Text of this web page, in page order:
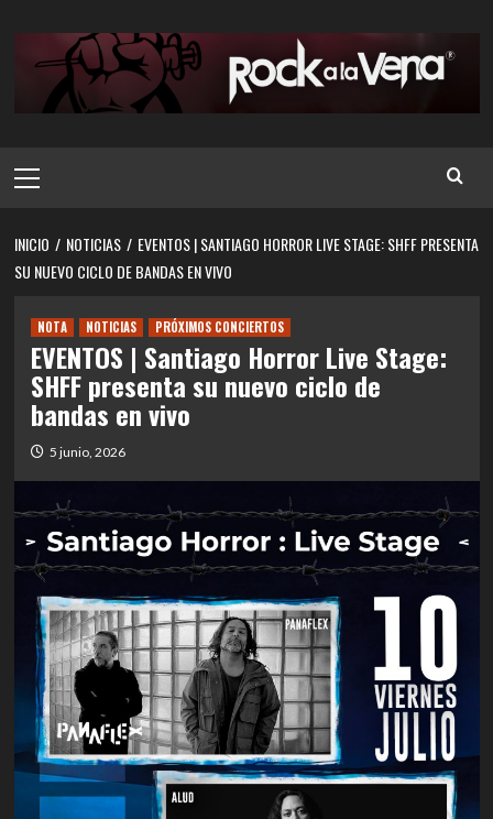
contenido
principal
INICIO NOTICIAS
EVENTOS | SANTIAGO HORROR LIVE STAGE: SHFF PRESENTA
SU NUEVO CICLO DE BANDAS EN VIVO
NOTA NOTICIAS PRÓXIMOS CONCIERTOS
EVENTOS | Santiago Horror Live Stage:
SHFF presenta su nuevo ciclo de
bandas en vivo
5 junio, 2026